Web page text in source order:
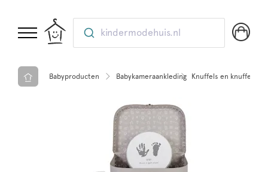
kindermodehuis.nl
Babyproducten Babykameraankleding Knuffels en